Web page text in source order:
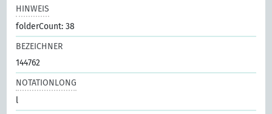
HINWEIS
folderCount: 38
BEZEICHNER
144762
NOTATIONLONG
l